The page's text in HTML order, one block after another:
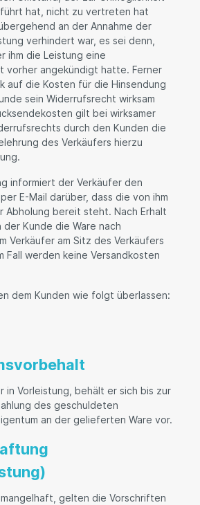
hat, nicht zu vertreten hat
an der Annahme der
verhindert war, es sei denn,
ihm die Leistung eine
vorher angekündigt hatte. Ferner
auf die Kosten für die Hinsendung
sein Widerrufsrecht wirksam
gilt bei wirksamer
durch den Kunden die
des Verkäufers hierzu
informiert der Verkäufer den
E-Mail darüber, dass die von ihm
Abholung bereit steht. Nach Erhalt
der Kunde die Ware nach
Verkäufer am Sitz des Verkäufers
Fall werden keine Versandkosten
dem Kunden wie folgt überlassen:
in Vorleistung, behält er sich bis zur
des geschuldeten
an der gelieferten Ware vor.
gelten die Vorschriften